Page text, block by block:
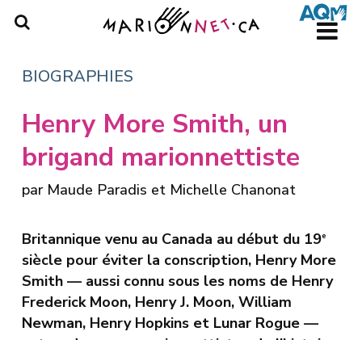
Skip
content
BIOGRAPHIES
Henry More Smith, un
brigand marionnettiste
par Maude Paradis et Michelle Chanonat
Britannique venu au Canada au début du 19e
siècle pour éviter la conscription, Henry More
Smith — aussi connu sous les noms de Henry
Frederick Moon, Henry J. Moon, William
Newman, Henry Hopkins et Lunar Rogue —